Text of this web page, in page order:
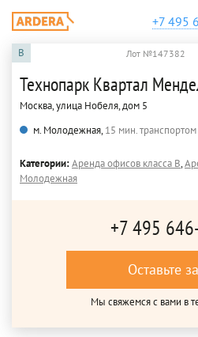
+7 495
B Лот №147382
Технопарк Квартал
Москва, улица Нобеля, дом 5
м. Молодежная,15 мин. транспортом
Категории:Аренда офисов класса B,
Молодежная
+7 495
Оставьте
Мы свяжемся с вами в